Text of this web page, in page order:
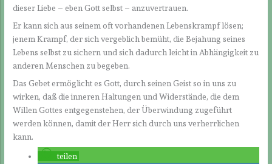
dieser Liebe – eben Gott selbst – anzuvertrauen.
Er kann sich aus seinem oft vorhandenen Lebenskrampf lösen;
jenem Krampf, der sich vergeblich bemüht, die Bejahung seines
Lebens selbst zu sichern und sich dadurch leicht in Abhängigkeit zu
anderen Menschen zu begeben.
Das Gebet ermöglicht es Gott, durch seinen Geist so in uns zu
wirken, daß die inneren Haltungen und Widerstände, die dem
Willen Gottes entgegenstehen, der Überwindung zugeführt
werden können, damit der Herr sich durch uns verherrlichen
kann.
teilen